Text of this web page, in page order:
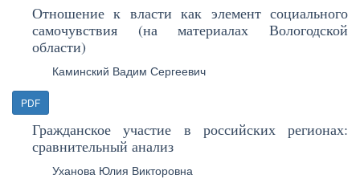
Отношение к власти как элемент социального
самочувствия (на материалах Вологодской
области)
Каминский Вадим Сергеевич
PDF
Гражданское участие в российских регионах:
сравнительный анализ
Уханова Юлия Викторовна